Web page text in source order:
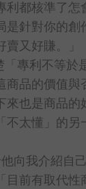
利都核準了怎
是針對你的創
又好賺。」
「專利不等於
商品的價值與
來也是商品的
不太懂」的另
向我介紹自
目前有取代性